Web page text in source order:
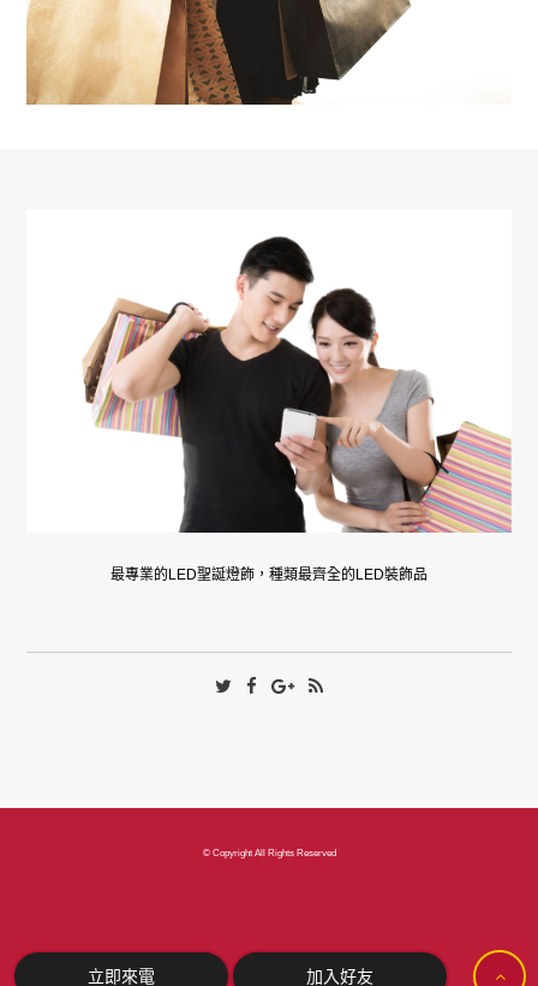
最專業的LED聖誕燈飾，種類最齊全的LED裝飾品
© Copyright All Rights Reserved
立即來電 加入好友